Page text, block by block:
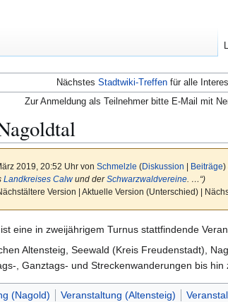
Nächstes Stadtwiki-Treffen für alle
Zur Anmeldung als Teilnehmer bitte E-Mail mit
2019, 20:52 Uhr von Schmelzle (Diskussion | Beiträge)
Landkreises Calwund derSchwarzwaldvereine. …“)
Version | Aktuelle Version (Unterschied) |
ist eine in zweijährigem Turnus stattfindende
Altensteig, Seewald (Kreis Freudenstadt),
, Ganztags- und Streckenwanderungen bis
(Nagold) Veranstaltung (Altensteig)